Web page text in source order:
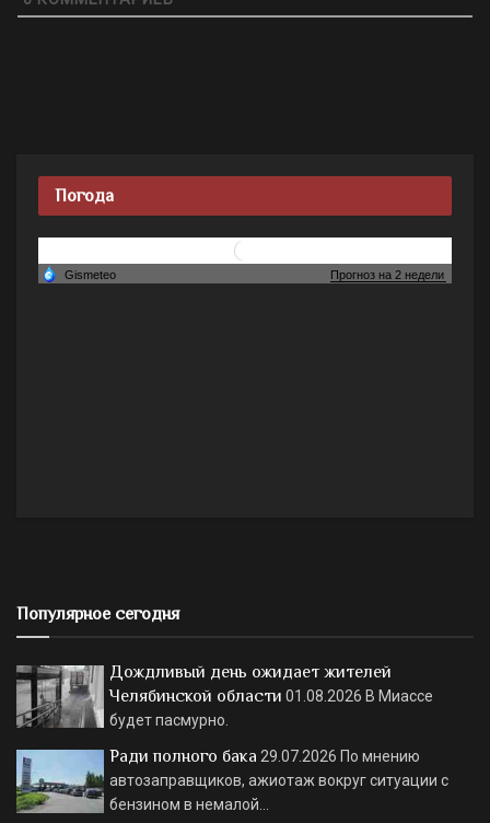
Погода
Популярное сегодня
Дождливый день ожидает жителей
Челябинской области 01.08.2026 В Миассе
будет пасмурно.
Ради полного бака 29.07.2026 По мнению
автозаправщиков, ажиотаж вокруг ситуации с
бензином в немалой…